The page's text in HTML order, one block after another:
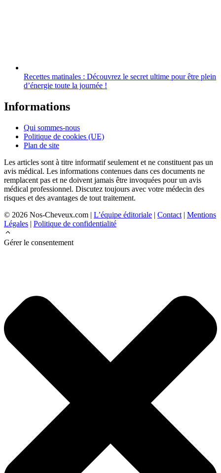
Recettes matinales : Découvrez le secret ultime pour être plein
d’énergie toute la journée !
Informations
Qui sommes-nous
Politique de cookies (UE)
Plan de site
Les articles sont à titre informatif seulement et ne constituent pas un
avis médical. Les informations contenues dans ces documents ne
remplacent pas et ne doivent jamais être invoquées pour un avis
médical professionnel. Discutez toujours avec votre médecin des
risques et des avantages de tout traitement.
© 2026 Nos-Cheveux.com | L’équipe éditoriale | Contact | Mentions
Légales | Politique de confidentialité
Gérer le consentement